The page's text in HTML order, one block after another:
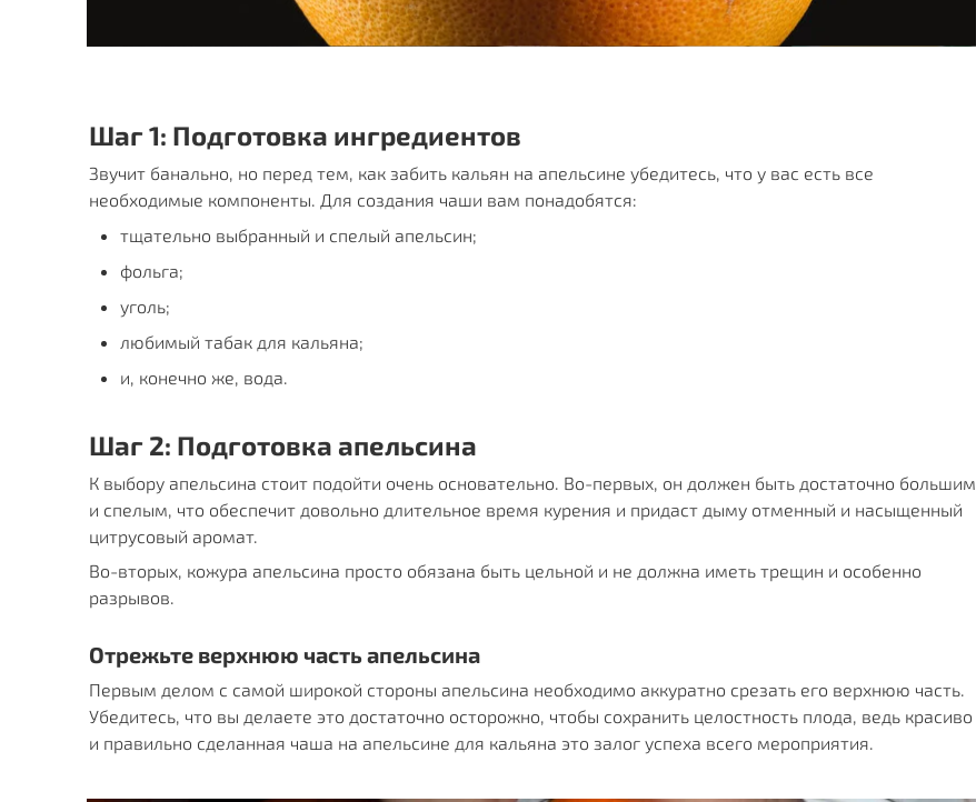
Шаг 1: Подготовка ингредиентов
Звучит банально, но перед тем, как забить кальян на апельсине убедитесь, что у вас есть все
необходимые компоненты. Для создания чаши вам понадобятся:
тщательно выбранный и спелый апельсин;
фольга;
уголь;
любимый табак для кальяна;
и, конечно же, вода.
Шаг 2: Подготовка апельсина
К выбору апельсина стоит подойти очень основательно. Во-первых, он должен быть достаточно большим
и спелым, что обеспечит довольно длительное время курения и придаст дыму отменный и насыщенный
цитрусовый аромат.
Во-вторых, кожура апельсина просто обязана быть цельной и не должна иметь трещин и особенно
разрывов.
Отрежьте верхнюю часть апельсина
Первым делом с самой широкой стороны апельсина необходимо аккуратно срезать его верхнюю часть.
Убедитесь, что вы делаете это достаточно осторожно, чтобы сохранить целостность плода, ведь красиво
и правильно сделанная чаша на апельсине для кальяна это залог успеха всего мероприятия.